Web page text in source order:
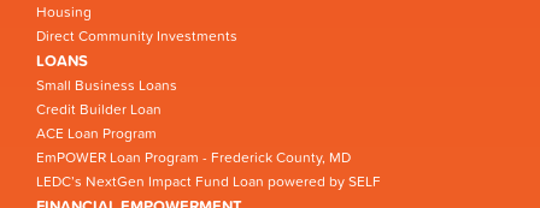
Housing
Direct Community Investments
LOANS
Small Business Loans
Credit Builder Loan
ACE Loan Program
EmPOWER Loan Program - Frederick County, MD
LEDC’s NextGen Impact Fund Loan powered by SELF